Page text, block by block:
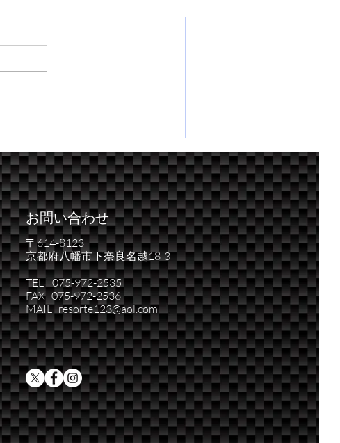
新たな競技車、スイフトがも
う一台。
お問い合わせ
〒614-8123
京都府八幡市下奈良名越18-3
TEL 075-972-2535
FAX 075-972-2536
MAIL resorte123@aol.com